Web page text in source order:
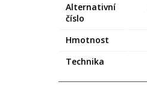
Alternativní
číslo
Hmotnost
Technika